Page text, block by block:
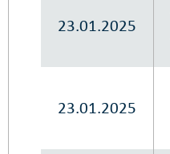
23.01.2025
23.01.2025